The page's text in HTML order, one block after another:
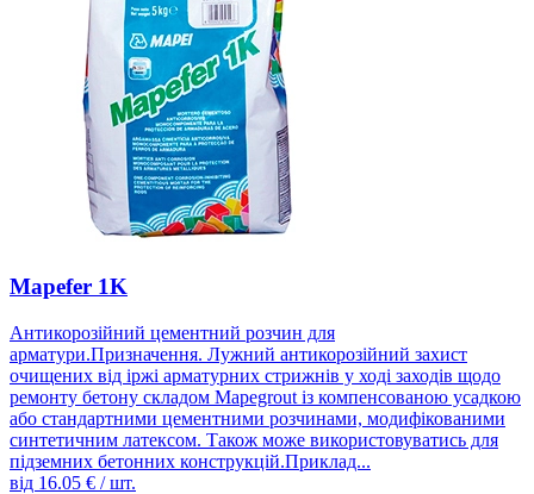
Mapefer 1K
Антикорозійний цементний розчин для
арматури.Призначення. Лужний антикорозійний захист
очищених від іржі арматурних стрижнів у ході заходів щодо
ремонту бетону складом Mapegrout із компенсованою усадкою
або стандартними цементними розчинами, модифікованими
синтетичним латексом. Також може використовуватись для
підземних бетонних конструкцій.Приклад...
від 16.05 € / шт.